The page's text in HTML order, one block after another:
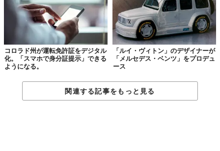
コロラド州が運転免許証をデジタル
化。「スマホで身分証提示」できる
ようになる。
「ルイ・ヴィトン」のデザイナーが
「メルセデス・ベンツ」をプロデュ
ース
関連する記事をもっと見る